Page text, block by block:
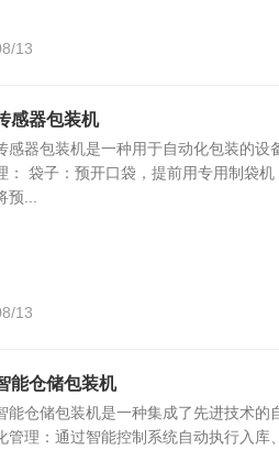
13
感器包装机
感器包装机是一种用于自动化包装的
： 袋子：预开口袋，提前用专用制袋
预...
13
能仓储包装机
能仓储包装机是一种集成了先进技术
管理：通过智能控制系统自动执行入